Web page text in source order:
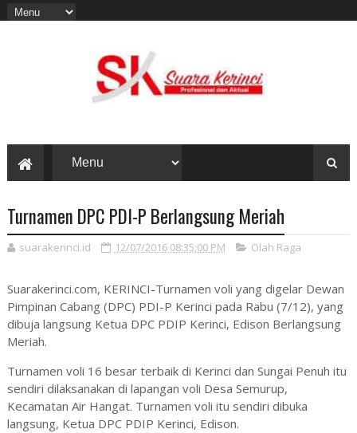
Turnamen DPC PDI-P Berlangsung Meriah
suarakerinci.id 12/07/2016 08:35:00 PM Olah Raga
Suarakerinci.com, KERINCI-Turnamen voli yang digelar Dewan
Pimpinan Cabang (DPC) PDI-P Kerinci pada Rabu (7/12), yang
dibuja langsung Ketua DPC PDIP Kerinci, Edison Berlangsung
Meriah.
Turnamen voli 16 besar terbaik di Kerinci dan Sungai Penuh itu
sendiri dilaksanakan di lapangan voli Desa Semurup,
Kecamatan Air Hangat. Turnamen voli itu sendiri dibuka
langsung, Ketua DPC PDIP Kerinci, Edison.